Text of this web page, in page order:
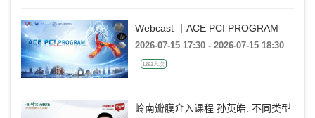
Webcast 丨ACE PCI PROGRAM
2026-07-15 17:30 - 2026-07-15 18:30
1292人次
岭南瓣膜介入课程 孙英皓: 不同类型